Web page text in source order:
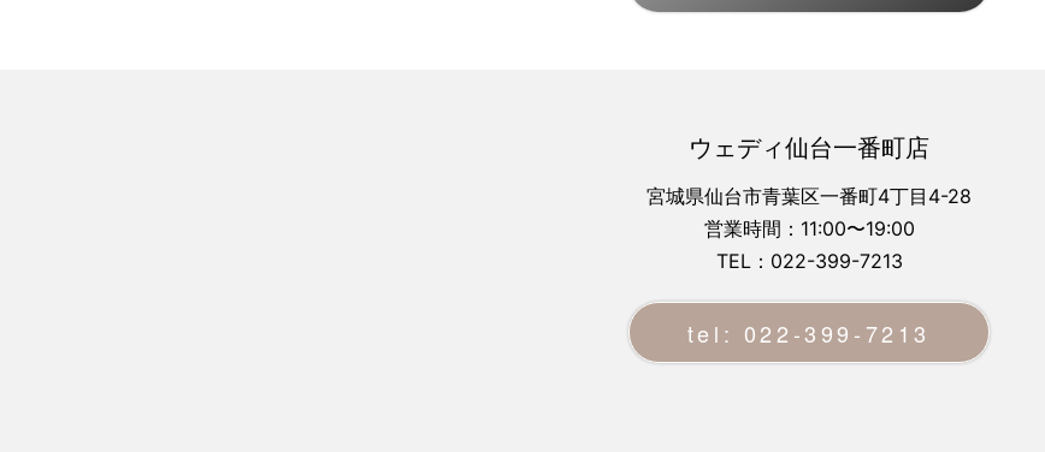
ウェディ仙台一番町店
宮城県仙台市青葉区一番町4丁目4-28
営業時間：11:00〜19:00
TEL：022-399-7213
tel: 022-399-7213